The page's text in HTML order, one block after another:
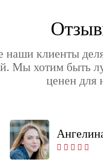
наши клиенты
Мы хотим быть
ценен для